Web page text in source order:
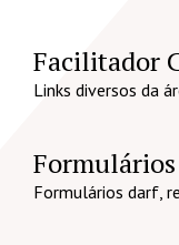
Facilitador
Links diversos da
Formulários darf,